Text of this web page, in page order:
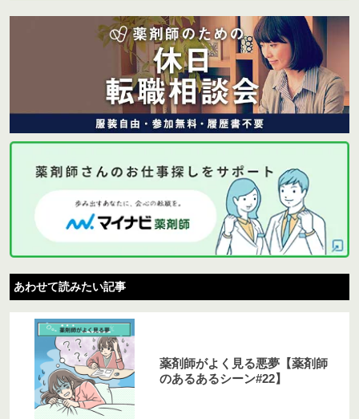
あわせて読みたい記事
薬剤師がよく見る悪夢【薬剤師
のあるあるシーン#22】